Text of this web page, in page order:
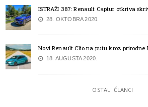
ISTRAŽI 387: Renault Captur otkriva
28. OKTOBRA 2020.
Novi Renault Clio na putu kroz prirodne
18. AUGUSTA 2020.
OSTALI ČLANCI